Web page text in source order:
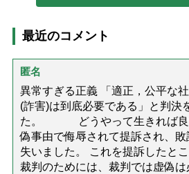
最近のコメント
匿名
異常すぎる正義 「適正，公平な
(詐害)は到底必要である」と判決
た。 どうやって生きれば良
偽事由で侮辱されて提訴され、
失いました。 これを提訴したと
裁判のためには、裁判では虚偽